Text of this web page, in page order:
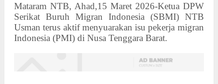
Mataram NTB, Ahad,15 Maret 2026-Ketua DPW
Serikat Buruh Migran Indonesia (SBMI) NTB
Usman terus aktif menyuarakan isu pekerja migran
Indonesia (PMI) di Nusa Tenggara Barat.